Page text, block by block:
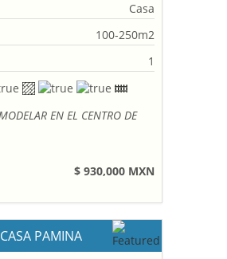
Casa
100-250m2
1
EN EL CENTRO DE
$ 930,000 MXN
CASA PAMINA